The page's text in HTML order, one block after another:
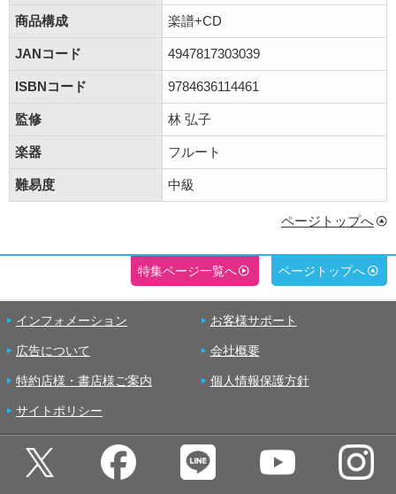
商品構成 楽譜+CD
JANコード 4947817303039
ISBNコード 9784636114461
監修 林 弘子
楽器 フルート
難易度 中級
ページトップへ
特集ページ一覧へ ページトップへ
インフォメーション お客様サポート
広告について 会社概要
特約店様・書店様ご案内 個人情報保護方針
サイトポリシー